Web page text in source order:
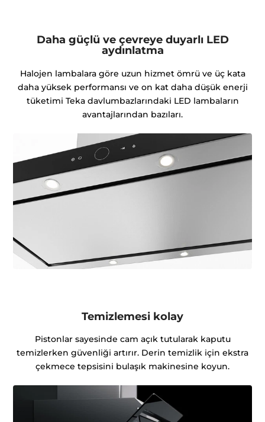
Daha güçlü ve çevreye duyarlı LED
aydınlatma
Halojen lambalara göre uzun hizmet ömrü ve üç kata
daha yüksek performansı ve on kat daha düşük enerji
tüketimi Teka davlumbazlarındaki LED lambaların
avantajlarından bazıları.
Temizlemesi kolay
Pistonlar sayesinde cam açık tutularak kaputu
temizlerken güvenliği artırır. Derin temizlik için ekstra
çekmece tepsisini bulaşık makinesine koyun.